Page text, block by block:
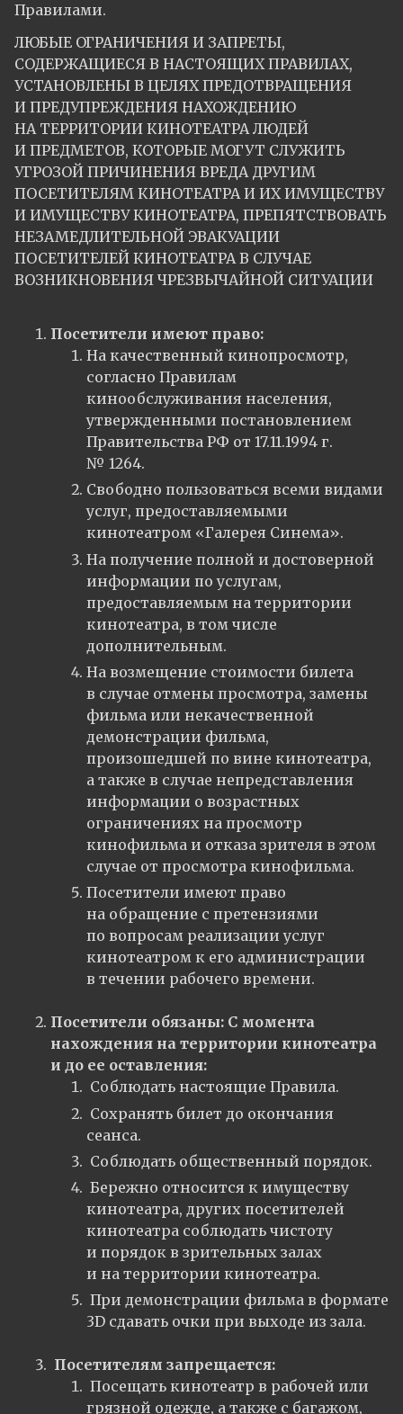
Правилами.
ЛЮБЫЕ ОГРАНИЧЕНИЯ И ЗАПРЕТЫ,
СОДЕРЖАЩИЕСЯ В НАСТОЯЩИХ ПРАВИЛАХ,
УСТАНОВЛЕНЫ В ЦЕЛЯХ ПРЕДОТВРАЩЕНИЯ
И ПРЕДУПРЕЖДЕНИЯ НАХОЖДЕНИЮ
НА ТЕРРИТОРИИ КИНОТЕАТРА ЛЮДЕЙ
И ПРЕДМЕТОВ, КОТОРЫЕ МОГУТ СЛУЖИТЬ
УГРОЗОЙ ПРИЧИНЕНИЯ ВРЕДА ДРУГИМ
ПОСЕТИТЕЛЯМ КИНОТЕАТРА И ИХ ИМУЩЕСТВУ
И ИМУЩЕСТВУ КИНОТЕАТРА, ПРЕПЯТСТВОВАТЬ
НЕЗАМЕДЛИТЕЛЬНОЙ ЭВАКУАЦИИ
ПОСЕТИТЕЛЕЙ КИНОТЕАТРА В СЛУЧАЕ
ВОЗНИКНОВЕНИЯ ЧРЕЗВЫЧАЙНОЙ СИТУАЦИИ
Посетители имеют право:
На качественный кинопросмотр,
согласно Правилам
кинообслуживания населения,
утвержденными постановлением
Правительства РФ от 17.11.1994 г.
№ 1264.
Свободно пользоваться всеми видами
услуг, предоставляемыми
кинотеатром «Галерея Синема».
На получение полной и достоверной
информации по услугам,
предоставляемым на территории
кинотеатра, в том числе
дополнительным.
На возмещение стоимости билета
в случае отмены просмотра, замены
фильма или некачественной
демонстрации фильма,
произошедшей по вине кинотеатра,
а также в случае непредставления
информации о возрастных
ограничениях на просмотр
кинофильма и отказа зрителя в этом
случае от просмотра кинофильма.
Посетители имеют право
на обращение с претензиями
по вопросам реализации услуг
кинотеатром к его администрации
в течении рабочего времени.
Посетители обязаны: С момента
нахождения на территории кинотеатра
и до ее оставления:
Соблюдать настоящие Правила.
Сохранять билет до окончания
сеанса.
Соблюдать общественный порядок.
Бережно относится к имуществу
кинотеатра, других посетителей
кинотеатра соблюдать чистоту
и порядок в зрительных залах
и на территории кинотеатра.
При демонстрации фильма в формате
3D сдавать очки при выходе из зала.
Посетителям запрещается:
Посещать кинотеатр в рабочей или
грязной одежде, а также с багажом,